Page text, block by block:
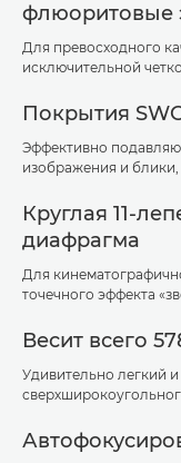
флюоритовые
Для превосходного
исключительной
Покрытия
Эффективно
изображения и
Круглая 11-
диафрагма
Для
точечного эффекта
Весит всего
Удивительно легкий